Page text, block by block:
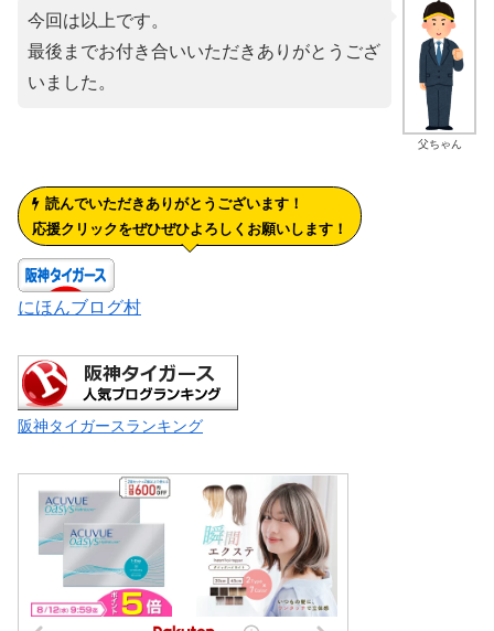
父ちゃん
今回は以上です。
最後までお付き合いいただきありがとうござ
いました。
読んでいただきありがとうございます！
応援クリックをぜひぜひよろしくお願いします！
にほんブログ村
阪神タイガースランキング